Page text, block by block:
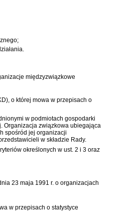
międzyzwiązkowe
o której mowa w przepisach o
w podmiotach gospodarki
Organizacja związkowa ubiegająca
spośród jej organizacji
w składzie Rady.
określonych w ust. 2 i 3 oraz
23 maja 1991 r. o organizacjach
w przepisach o statystyce